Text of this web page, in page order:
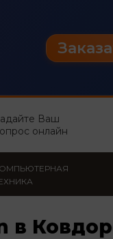
Ваш
онлайн
в